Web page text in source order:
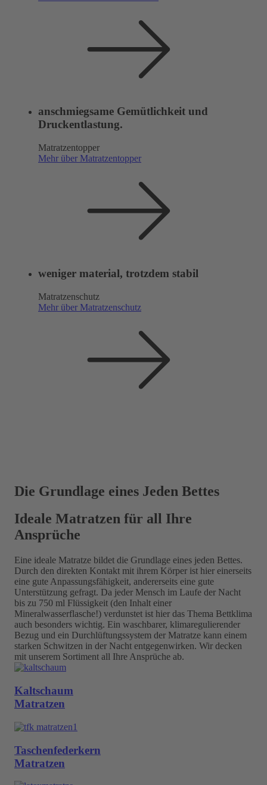
anschmiegsame Gemütlichkeit und
Druckentlastung.
Matratzentopper
Mehr über Matratzentopper
weniger material, trotzdem stabil
Matratzenschutz
Mehr über Matratzenschutz
Die Grundlage eines Jeden Bettes
Ideale Matratzen für all Ihre
Ansprüche
Eine ideale Matratze bildet die Grundlage eines jeden Bettes.
Durch den direkten Kontakt mit ihrem Körper ist hier einerseits
eine gute Anpassungsfähigkeit, andererseits eine gute
Unterstützung gefragt. Da jeder Mensch im Laufe der Nacht
bis zu 750 ml Flüssigkeit (den Inhalt einer
Mineralwasserflasche!) verdunstet ist hier das Thema Bettklima
auch besonders wichtig. Ein waschbarer, klimaregulierender
Bezug und ein Durchlüftungssystem der Matratze kann einem
starken Schwitzen in der Nacht entgegenwirken. Wir decken
mit unserem Sortiment all Ihre Ansprüche ab.
Kaltschaum
Matratzen
Taschenfederkern
Matratzen